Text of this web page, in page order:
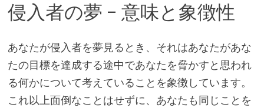
侵入者の夢 – 意味と象徴性
あなたが侵入者を夢見るとき、それはあなたがあな
たの目標を達成する途中であなたを脅かすと思われ
る何かについて考えていることを象徴しています。
これ以上面倒なことはせずに、あなたも同じことを